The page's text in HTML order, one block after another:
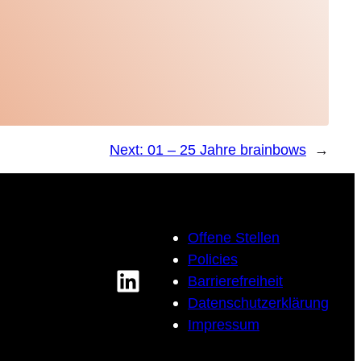
Next: 01 – 25 Jahre brainbows →
LinkedIn
Offene Stellen
Policies
Barrierefreiheit
Datenschutzerklärung
Impressum